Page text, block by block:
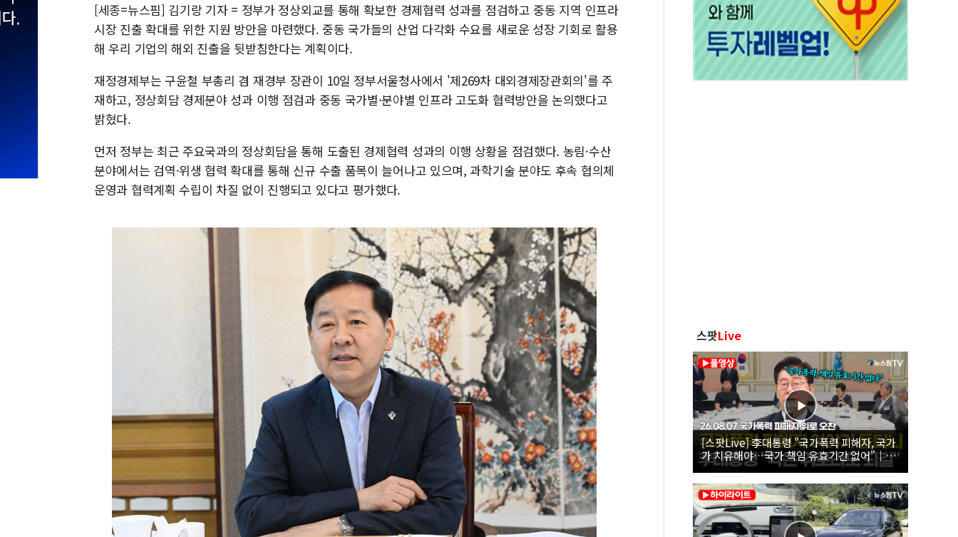
[세종=뉴스핌] 김기랑 기자 = 정부가 정상외교를 통해 확보한 경제협력 성과를 점검하고 중동 지역 인프라
시장 진출 확대를 위한 지원 방안을 마련했다. 중동 국가들의 산업 다각화 수요를 새로운 성장 기회로 활용
해 우리 기업의 해외 진출을 뒷받침한다는 계획이다.
재정경제부는 구윤철 부총리 겸 재경부 장관이 10일 정부서울청사에서 '제269차 대외경제장관회의'를 주
재하고, 정상회담 경제분야 성과 이행 점검과 중동 국가별·분야별 인프라 고도화 협력방안을 논의했다고
밝혔다.
먼저 정부는 최근 주요국과의 정상회담을 통해 도출된 경제협력 성과의 이행 상황을 점검했다. 농림·수산
분야에서는 검역·위생 협력 확대를 통해 신규 수출 품목이 늘어나고 있으며, 과학기술 분야도 후속 협의체
운영과 협력계획 수립이 차질 없이 진행되고 있다고 평가했다.
스팟Live
[스팟Live] 李대통령 "국가폭력 피해자, 국가
가 치유해야…국가 책임 유효기간 없어"｜
26.08.07 국가폭력 피해자 위로 오찬